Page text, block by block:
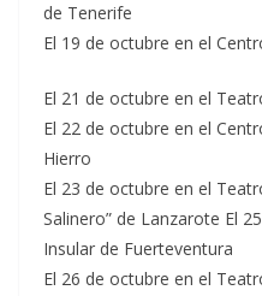
de Tenerife
El 19 de octubre en el
El 21 de octubre en el
El 22 de octubre en el
Hierro
El 23 de octubre en el
Salinero” de Lanzarote El
Insular de Fuerteventura
El 26 de octubre en el